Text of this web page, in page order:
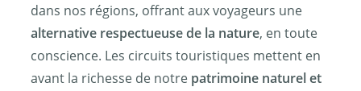
dans nos régions, offrant aux voyageurs une
alternative respectueuse de la nature, en toute
conscience. Les circuits touristiques mettent en
avant la richesse de notre patrimoine naturel et